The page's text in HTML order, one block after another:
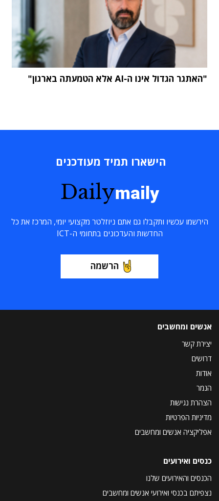
"האתגר הגדול אינו ה-AI אלא הטמעתה בארגון"
הישארו תמיד מעודכנים
Dailymaily
הירשמו עכשיו ותקבלו גם אתם ניוזלטר מקצועי יומי, המרכז את כל
החדשות והעדכונים בתחומי ה-ICT
הרשמה
אנשים ומחשבים
יצירת קשר
דרושים
אודות
הנמר
הצהרת נגישות
מדיניות הפרטיות
אפליקציה אנשים ומחשבים
כנסים ואירועים
הכנסים והאירועים שלנו
נצפיתם בכנסי ואירועי אנשים ומחשבים